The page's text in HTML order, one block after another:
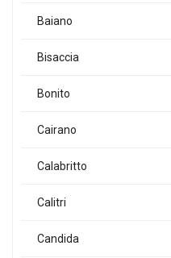
Baiano
Bisaccia
Bonito
Cairano
Calabritto
Calitri
Candida